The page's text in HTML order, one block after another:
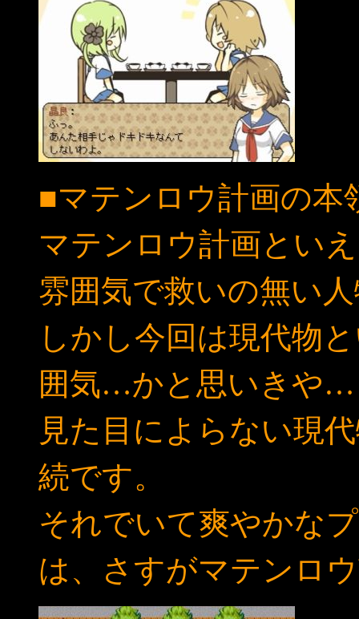
■マテンロウ計画の本
マテンロウ計画とい
雰囲気で救いの無い
しかし今回は現代物
囲気…かと思いきや…
見た目によらない現
続です。
それでいて爽やかな
は、さすがマテンロ